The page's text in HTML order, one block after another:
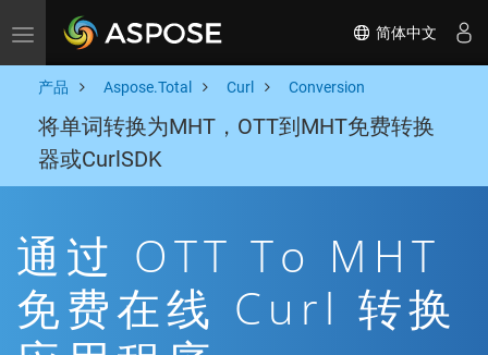
Toggle navigation 简体中文
产品 Aspose.Total Curl Conversion
将单词转换为MHT，OTT到MHT免费转换
器或CurlSDK
通过 OTT To MHT
免费在线 Curl 转换